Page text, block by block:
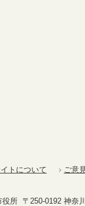
トについて ご意
役所 〒250-0192 神奈